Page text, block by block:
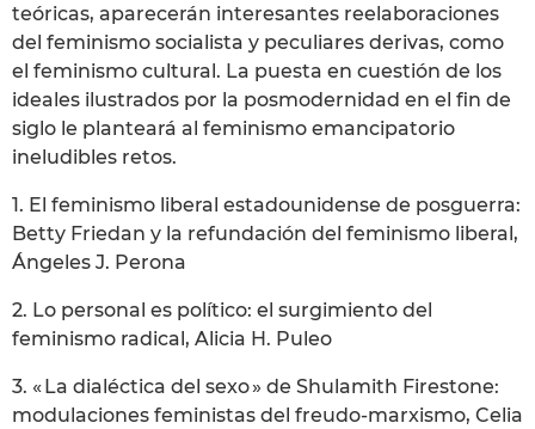
teóricas, aparecerán interesantes reelaboraciones
del feminismo socialista y peculiares derivas, como
el feminismo cultural. La puesta en cuestión de los
ideales ilustrados por la posmodernidad en el fin de
siglo le planteará al feminismo emancipatorio
ineludibles retos.
1. El feminismo liberal estadounidense de posguerra:
Betty Friedan y la refundación del feminismo liberal,
Ángeles J. Perona
2. Lo personal es político: el surgimiento del
feminismo radical, Alicia H. Puleo
3. « La dialéctica del sexo » de Shulamith Firestone:
modulaciones feministas del freudo-marxismo, Celia